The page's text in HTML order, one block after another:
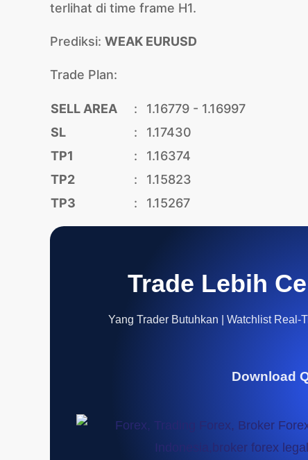
terlihat di time frame H1.
Prediksi: WEAK EURUSD
Trade Plan:
SELL AREA :
1.16779 - 1.16997
SL
:
1.17430
TP1
:
1.16374
TP2
:
1.15823
TP3
: 1.15267
Trade Lebih
Yang Trader Butuhkan | Watchlist Real-
Download